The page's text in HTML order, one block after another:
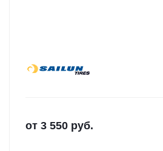
от 3 550 руб.